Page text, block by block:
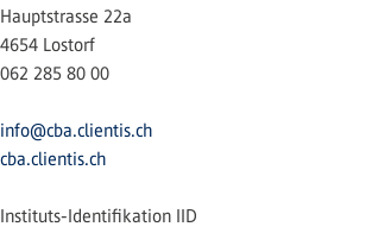
Hauptstrasse 22a
4654 Lostorf
062 285 80 00
info@cba.clientis.ch
cba.clientis.ch
Instituts-Identifikation IID